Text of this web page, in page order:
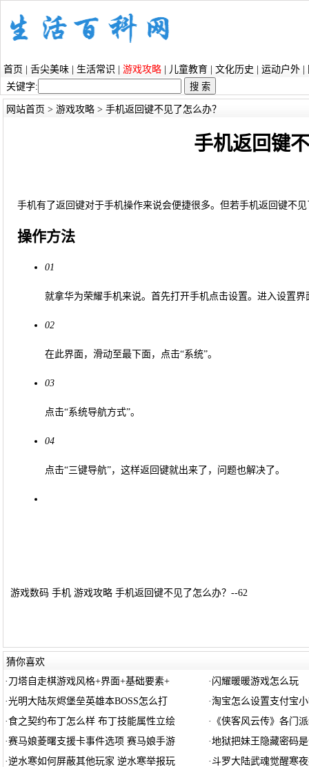
首页 舌尖美味 生活常识 游戏攻略 儿童教育 文化历史 运动户外
关键字:
网站首页 > 游戏攻略> 手机返回键不见了怎么办？
手机返回键
手机有了返回键对于手机操作来说会便捷很多。但若手机返回键不
操作方法
01
就拿华为荣耀手机来说。首先打开手机点击设置。进入设置界
02
在此界面，滑动至最下面，点击“系统”。
03
点击“系统导航方式”。
04
点击“三键导航”，这样返回键就出来了，问题也解决了。
游戏数码 手机 游戏攻略 手机返回键不见了怎么办？--62
猜你喜欢
· 刀塔自走棋游戏风格+界面+基础要素+ · 闪耀暖暖游戏怎么玩
·光明大陆灰烬堡垒英雄本BOSS怎么打 ·淘宝怎么设置支付宝
·食之契约布丁怎么样 布丁技能属性立绘 · 《侠客风云传》各门
·赛马娘菱曙支援卡事件选项 赛马娘手游 ·地狱把妹王隐藏密码
·逆水寒如何屏蔽其他玩家 逆水寒举报玩 ·斗罗大陆武魂觉醒寒